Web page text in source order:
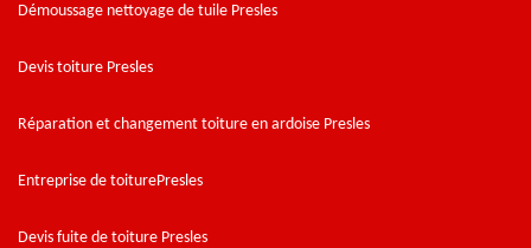
Démoussage nettoyage de tuile Presles
Devis toiture Presles
Réparation et changement toiture en ardoise Presles
Entreprise de toiturePresles
Devis fuite de toiture Presles